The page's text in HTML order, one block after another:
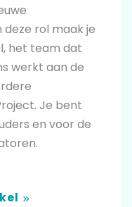
rol maak je
het team dat
werkt aan de
Je bent
en voor de